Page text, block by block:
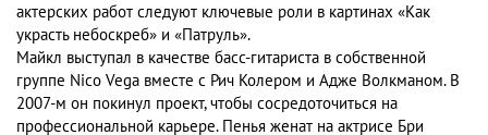
актерских работ следуют ключевые роли в картинах «Как
украсть небоскреб» и «Патруль».
Майкл выступал в качестве басс-гитариста в собственной
группе Nico Vega вместе с Рич Колером и Адже Волкманом. В
2007-м он покинул проект, чтобы сосредоточиться на
профессиональной карьере. Пенья женат на актрисе Бри